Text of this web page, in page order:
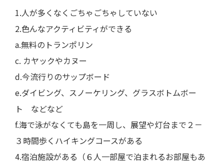
1.人が多くなくごちゃごちゃしていない
2.色んなアクティビティができる
a.無料のトランポリン
c. カヤックやカヌー
d.今流行りのサップボード
e.ダイビング、スノーケリング、グラスボトムボー
ト などなど
f.海で泳がなくても島を一周し、展望や灯台まで２－
３時間歩くハイキングコースがある
4.宿泊施設がある（６人一部屋で泊まれるお部屋もあ